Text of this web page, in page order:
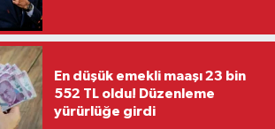
En düşük emekli maaşı 23 bin
552 TL oldu! Düzenleme
yürürlüğe girdi